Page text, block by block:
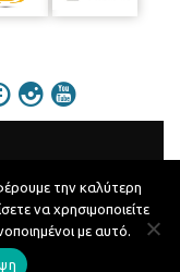
την καλύτερη
να χρησιμοποιείτε
με αυτό.